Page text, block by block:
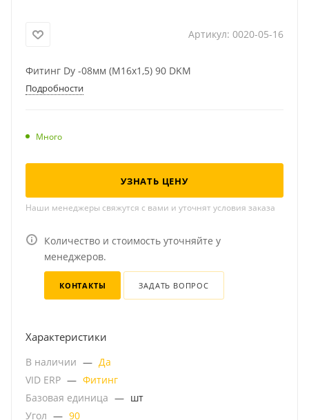
Артикул: 0020-05-16
Фитинг Dу -08мм (М16х1,5) 90 DKM
Подробности
Много
УЗНАТЬ ЦЕНУ
Наши менеджеры свяжутся с вами и уточнят условия заказа
Количество и стоимость уточняйте у
менеджеров.
КОНТАКТЫ ЗАДАТЬ ВОПРОС
Характеристики
В наличии — Да
VID ERP — Фитинг
Базовая единица — шт
Угол — 90